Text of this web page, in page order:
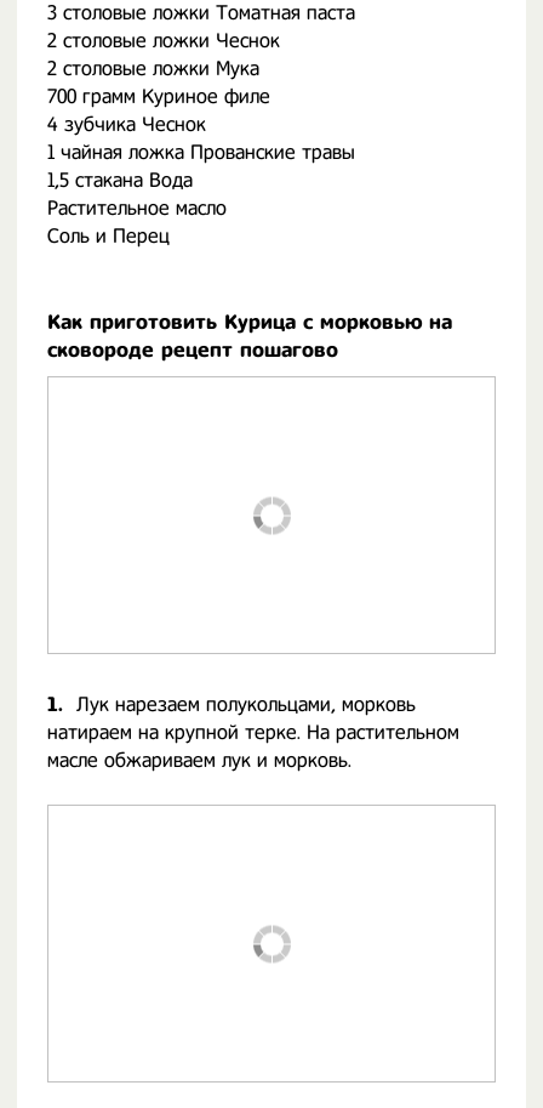
3 столовые ложки Томатная паста
2 столовые ложки Чеснок
2 столовые ложки Мука
700 грамм Куриное филе
4 зубчика Чеснок
1 чайная ложка Прованские травы
1,5 стакана Вода
Растительное масло
Соль и Перец
Как приготовить Курица с морковью на
сковороде рецепт пошагово
1. Лук нарезаем полукольцами, морковь
натираем на крупной терке. На растительном
масле обжариваем лук и морковь.